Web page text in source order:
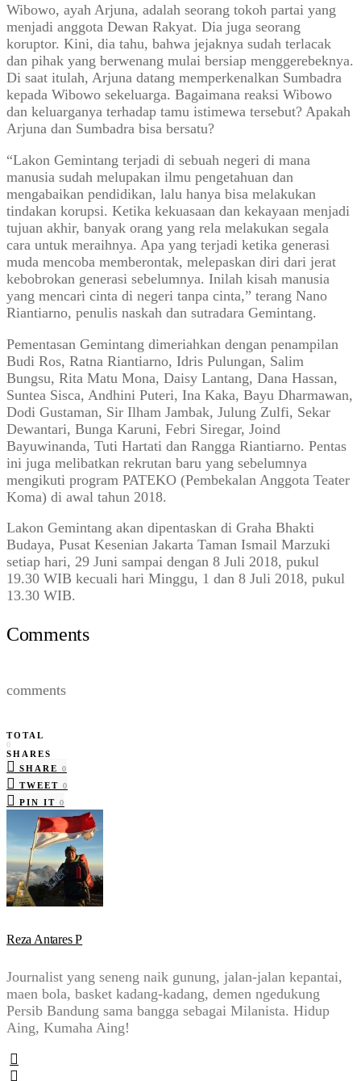
Wibowo, ayah Arjuna, adalah seorang tokoh partai yang
menjadi anggota Dewan Rakyat. Dia juga seorang
koruptor. Kini, dia tahu, bahwa jejaknya sudah terlacak
dan pihak yang berwenang mulai bersiap menggerebeknya.
Di saat itulah, Arjuna datang memperkenalkan Sumbadra
kepada Wibowo sekeluarga. Bagaimana reaksi Wibowo
dan keluarganya terhadap tamu istimewa tersebut? Apakah
Arjuna dan Sumbadra bisa bersatu?
“Lakon Gemintang terjadi di sebuah negeri di mana
manusia sudah melupakan ilmu pengetahuan dan
mengabaikan pendidikan, lalu hanya bisa melakukan
tindakan korupsi. Ketika kekuasaan dan kekayaan menjadi
tujuan akhir, banyak orang yang rela melakukan segala
cara untuk meraihnya. Apa yang terjadi ketika generasi
muda mencoba memberontak, melepaskan diri dari jerat
kebobrokan generasi sebelumnya. Inilah kisah manusia
yang mencari cinta di negeri tanpa cinta,” terang Nano
Riantiarno, penulis naskah dan sutradara Gemintang.
Pementasan Gemintang dimeriahkan dengan penampilan
Budi Ros, Ratna Riantiarno, Idris Pulungan, Salim
Bungsu, Rita Matu Mona, Daisy Lantang, Dana Hassan,
Suntea Sisca, Andhini Puteri, Ina Kaka, Bayu Dharmawan,
Dodi Gustaman, Sir Ilham Jambak, Julung Zulfi, Sekar
Dewantari, Bunga Karuni, Febri Siregar, Joind
Bayuwinanda, Tuti Hartati dan Rangga Riantiarno. Pentas
ini juga melibatkan rekrutan baru yang sebelumnya
mengikuti program PATEKO (Pembekalan Anggota Teater
Koma) di awal tahun 2018.
Lakon Gemintang akan dipentaskan di Graha Bhakti
Budaya, Pusat Kesenian Jakarta Taman Ismail Marzuki
setiap hari, 29 Juni sampai dengan 8 Juli 2018, pukul
19.30 WIB kecuali hari Minggu, 1 dan 8 Juli 2018, pukul
13.30 WIB.
Comments
comments
TOTAL
0
SHARES
SHARE
0
TWEET 0
PIN IT 0
Reza Antares P
Journalist yang seneng naik gunung, jalan-jalan kepantai,
maen bola, basket kadang-kadang, demen ngedukung
Persib Bandung sama bangga sebagai Milanista. Hidup
Aing, Kumaha Aing!